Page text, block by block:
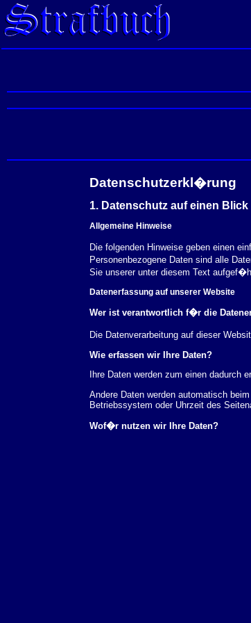
Datenschutzerkl�rung
1. Datenschutz auf einen Blick
Allgemeine Hinweise
Die folgenden Hinweise geben einen
Personenbezogene Daten sind alle
Sie unserer unter diesem Text
Datenerfassung auf unserer Website
Wer ist verantwortlich f�r die
Die Datenverarbeitung auf dieser
Wie erfassen wir Ihre Daten?
Ihre Daten werden zum einen
Andere Daten werden automatisch
Betriebssystem oder Uhrzeit des
Wof�r nutzen wir Ihre Daten?